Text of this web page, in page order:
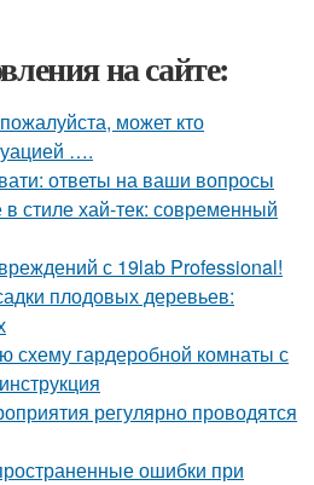
на сайте:
может кто
….
ответы на ваши вопросы
стиле хай-тек: современный
с 19lab Professional!
плодовых деревьев:
схему гардеробной комнаты с
регулярно проводятся
ошибки при